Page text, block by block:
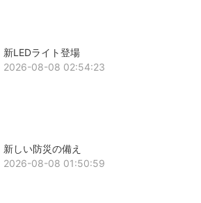
新LEDライト登場
2026-08-08 02:54:23
新しい防災の備え
2026-08-08 01:50:59